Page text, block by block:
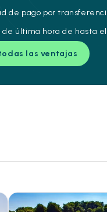
de pago por
de última hora de hasta
las ventajas